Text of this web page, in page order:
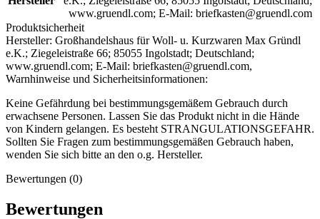
www.gruendl.com; E-Mail: briefkasten@gruendl.com
Produktsicherheit
Hersteller: Großhandelshaus für Woll- u. Kurzwaren Max Gründl
e.K.; Ziegeleistraße 66; 85055 Ingolstadt; Deutschland;
www.gruendl.com; E-Mail: briefkasten@gruendl.com,
Warnhinweise und Sicherheitsinformationen:
Keine Gefährdung bei bestimmungsgemäßem Gebrauch durch
erwachsene Personen. Lassen Sie das Produkt nicht in die Hände
von Kindern gelangen. Es besteht STRANGULATIONSGEFAHR.
Sollten Sie Fragen zum bestimmungsgemäßen Gebrauch haben,
wenden Sie sich bitte an den o.g. Hersteller.
Bewertungen (0)
Bewertungen